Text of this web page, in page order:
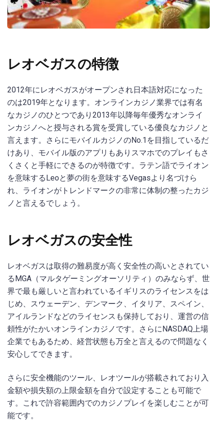
レオベガスの特徴
2012年にレオベガスがオープンされ日本語対応になった
のは2019年となります。オンラインカジノ業界では有名
なカジノのひとつであり2013年以降毎年優秀なオンライ
ンカジノへと授与される賞を受賞している優良なカジノと
言えます。さらにモバイルカジノのNo.1を目指しているだ
けあり、モバイル版のアプリもありスマホでのプレイもさ
くさくと手軽にできるのが特徴です。ラテン語でライオン
を意味するLeoと夢の街を意味するVegasより名づけら
れ、ライオンがトレンドマークの非常に体制の整ったカジ
ノと言えるでしょう。
レオベガスの安全性
レオベガスは取得の難易度が高く安全性の高いとされてい
るMGA（マルタゲーミングオーソリティ）のみならず、世
界で最も厳しいと言われているイギリスのライセンスをは
じめ、スウェーデン、デンマーク、イタリア、スペイン、
アイルランドなどのライセンスも保持しており、運営の信
頼性がたかいオンラインカジノです。さらにNASDAQ上場
企業でもあるため、経営状態も万全と言えるので問題なく
安心してできます。
さらに安全機能のツール、レオツールが搭載されており入
金額や損失額の上限金額を自分で設定することも可能で
す。これで許容範囲内でのカジノプレイを楽しむことが可
能です。